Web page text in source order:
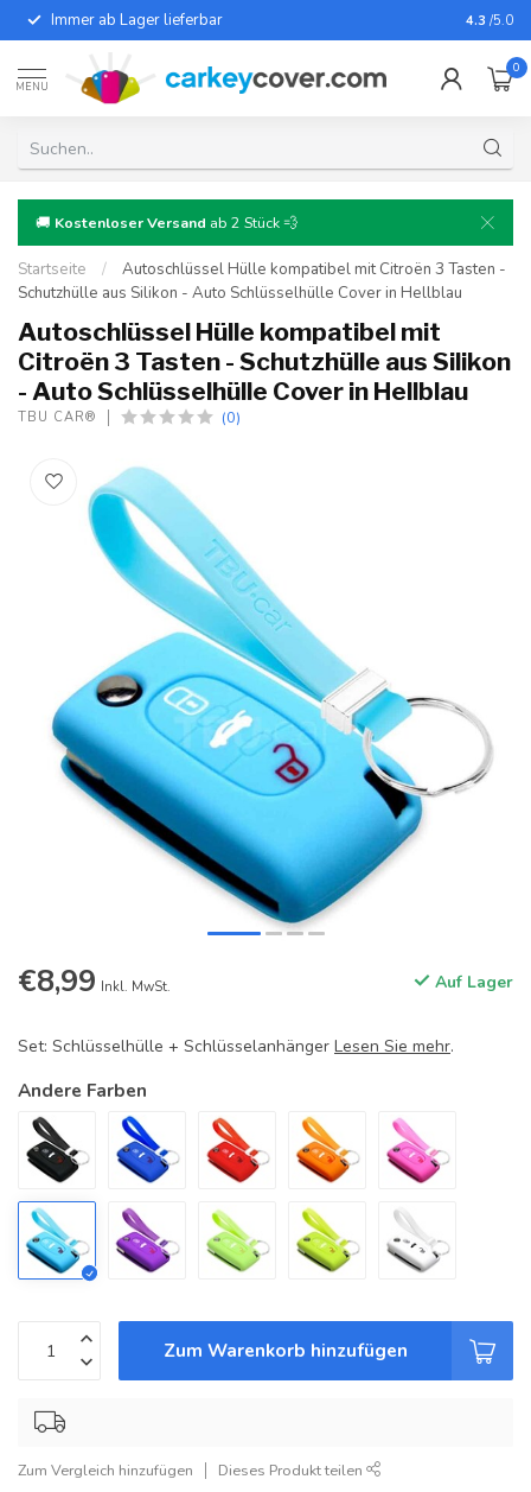
Immer ab Lager lieferbar Für fast
4.3 /5.0
MENU
0
🚚 Kostenloser Versand ab 2 Stück 💨
Startseite /
Autoschlüssel Hülle kompatibel mit Citroën 3 Tasten -
Schutzhülle aus Silikon - Auto Schlüsselhülle Cover in Hellblau
Autoschlüssel Hülle kompatibel mit
Citroën 3 Tasten - Schutzhülle aus Silikon
- Auto Schlüsselhülle Cover in Hellblau
TBU CAR® (0)
€8,99 Inkl. MwSt. Auf Lager
Set: Schlüsselhülle + Schlüsselanhänger Lesen Sie mehr.
Andere Farben
Zum Warenkorb hinzufügen
Zum Vergleich hinzufügen Dieses Produkt teilen